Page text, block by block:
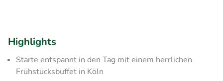
Highlights
Starte entspannt in den Tag mit einem herrlichen
Frühstücksbuffet in Köln